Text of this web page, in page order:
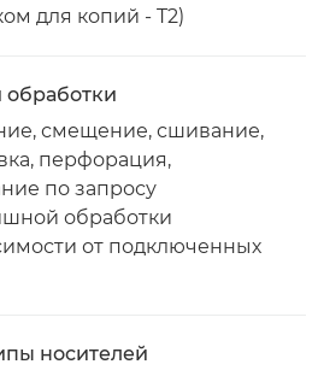
для копий - T2)
смещение, сшивание,
перфорация,
по запросу
обработки
от подключенных
носителей